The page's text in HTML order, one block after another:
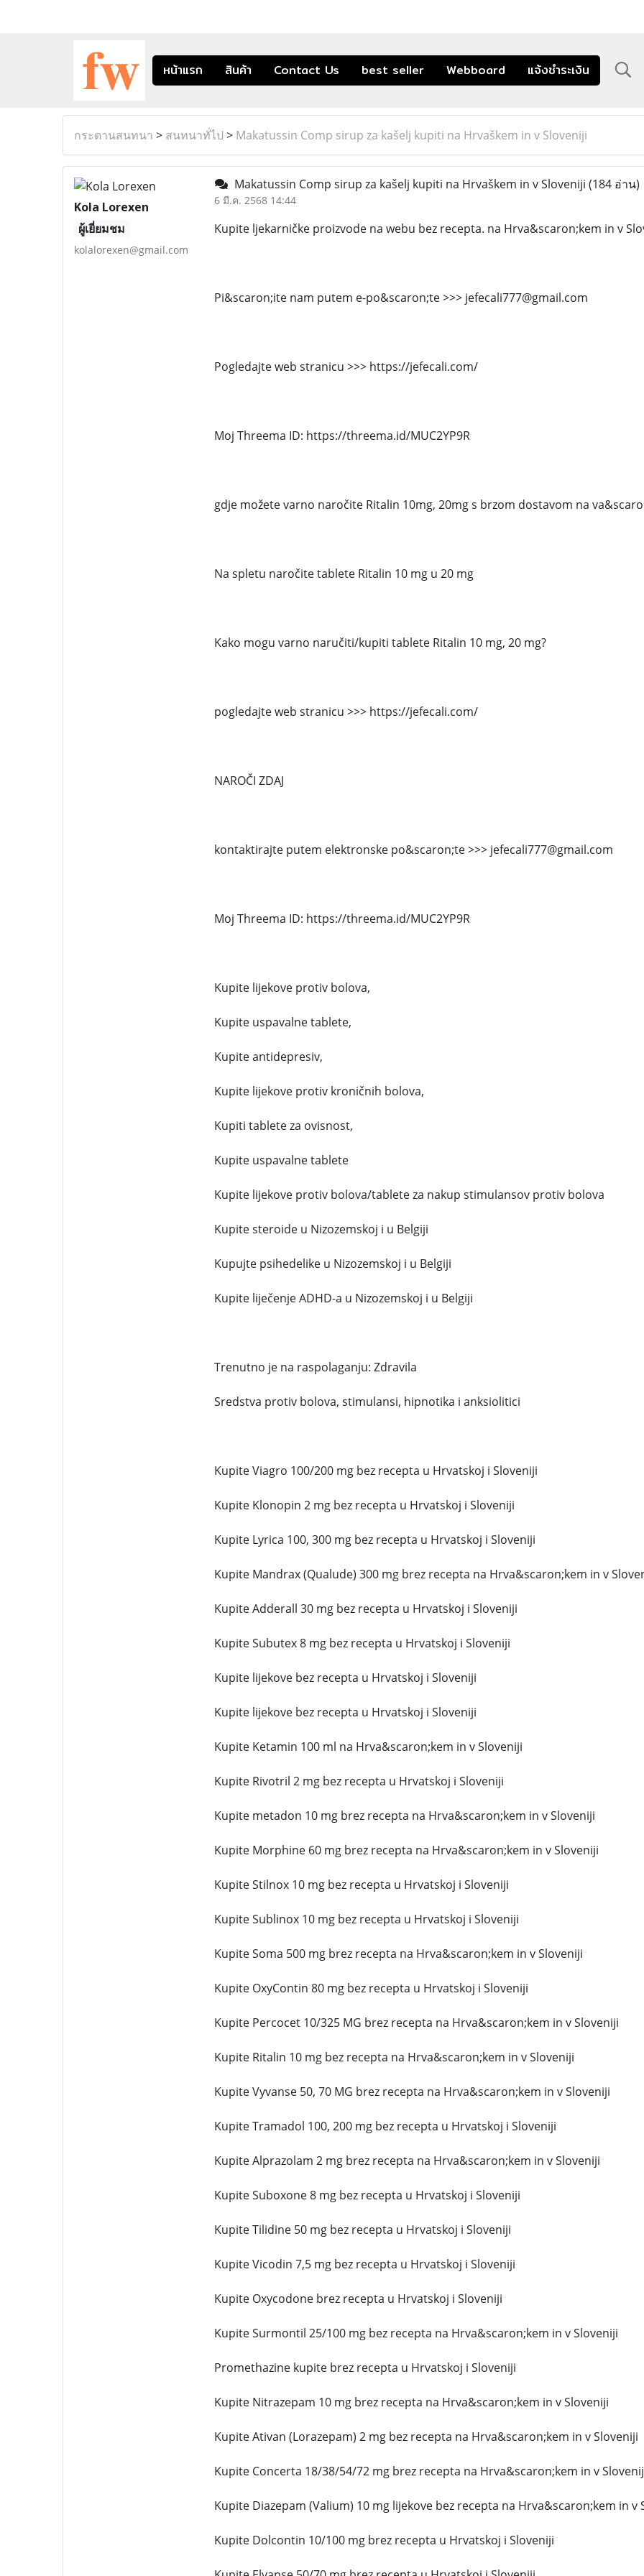
หน้าแรก สินค้า Contact Us best seller Webboard แจ้งชำระเงิน
กระดานสนทนา > สนทนาทั่ไป > Makatussin Comp sirup za kašelj kupiti na Hrvaškem in v Sloveniji
Kola Lorexen
ผู้เยี่ยมชม
kolalorexen@gmail.com
Makatussin Comp sirup za kašelj kupiti na Hrvaškem in v Sloveniji (184 อ่าน)
6 มี.ค. 2568 14:44
Kupite ljekarničke proizvode na webu bez recepta. na Hrva&scaron;kem in v
Pi&scaron;ite nam putem e-po&scaron;te >>> jefecali777@gmail.com
Pogledajte web stranicu >>> https://jefecali.com/
Moj Threema ID: https://threema.id/MUC2YP9R
gdje možete varno naročite Ritalin 10mg, 20mg s brzom dostavom na
Na spletu naročite tablete Ritalin 10 mg u 20 mg
Kako mogu varno naručiti/kupiti tablete Ritalin 10 mg, 20 mg?
pogledajte web stranicu >>> https://jefecali.com/
NAROČI ZDAJ
kontaktirajte putem elektronske po&scaron;te >>> jefecali777@gmail.com
Moj Threema ID: https://threema.id/MUC2YP9R
Kupite lijekove protiv bolova,
Kupite uspavalne tablete,
Kupite antidepresiv,
Kupite lijekove protiv kroničnih bolova,
Kupiti tablete za ovisnost,
Kupite uspavalne tablete
Kupite lijekove protiv bolova/tablete za nakup stimulansov protiv bolova
Kupite steroide u Nizozemskoj i u Belgiji
Kupujte psihedelike u Nizozemskoj i u Belgiji
Kupite liječenje ADHD-a u Nizozemskoj i u Belgiji
Trenutno je na raspolaganju: Zdravila
Sredstva protiv bolova, stimulansi, hipnotika i anksiolitici
Kupite Viagro 100/200 mg bez recepta u Hrvatskoj i Sloveniji
Kupite Klonopin 2 mg bez recepta u Hrvatskoj i Sloveniji
Kupite Lyrica 100, 300 mg bez recepta u Hrvatskoj i Sloveniji
Kupite Mandrax (Qualude) 300 mg brez recepta na Hrva&scaron;kem in v
Kupite Adderall 30 mg bez recepta u Hrvatskoj i Sloveniji
Kupite Subutex 8 mg bez recepta u Hrvatskoj i Sloveniji
Kupite lijekove bez recepta u Hrvatskoj i Sloveniji
Kupite lijekove bez recepta u Hrvatskoj i Sloveniji
Kupite Ketamin 100 ml na Hrva&scaron;kem in v Sloveniji
Kupite Rivotril 2 mg bez recepta u Hrvatskoj i Sloveniji
Kupite metadon 10 mg brez recepta na Hrva&scaron;kem in v Sloveniji
Kupite Morphine 60 mg brez recepta na Hrva&scaron;kem in v Sloveniji
Kupite Stilnox 10 mg bez recepta u Hrvatskoj i Sloveniji
Kupite Sublinox 10 mg bez recepta u Hrvatskoj i Sloveniji
Kupite Soma 500 mg brez recepta na Hrva&scaron;kem in v Sloveniji
Kupite OxyContin 80 mg bez recepta u Hrvatskoj i Sloveniji
Kupite Percocet 10/325 MG brez recepta na Hrva&scaron;kem in v Sloveniji
Kupite Ritalin 10 mg bez recepta na Hrva&scaron;kem in v Sloveniji
Kupite Vyvanse 50, 70 MG brez recepta na Hrva&scaron;kem in v Sloveniji
Kupite Tramadol 100, 200 mg bez recepta u Hrvatskoj i Sloveniji
Kupite Alprazolam 2 mg brez recepta na Hrva&scaron;kem in v Sloveniji
Kupite Suboxone 8 mg bez recepta u Hrvatskoj i Sloveniji
Kupite Tilidine 50 mg bez recepta u Hrvatskoj i Sloveniji
Kupite Vicodin 7,5 mg bez recepta u Hrvatskoj i Sloveniji
Kupite Oxycodone brez recepta u Hrvatskoj i Sloveniji
Kupite Surmontil 25/100 mg bez recepta na Hrva&scaron;kem in v Sloveniji
Promethazine kupite brez recepta u Hrvatskoj i Sloveniji
Kupite Nitrazepam 10 mg brez recepta na Hrva&scaron;kem in v Sloveniji
Kupite Ativan (Lorazepam) 2 mg bez recepta na Hrva&scaron;kem in v Sloveniji
Kupite Concerta 18/38/54/72 mg brez recepta na Hrva&scaron;kem in v
Kupite Diazepam (Valium) 10 mg lijekove bez recepta na Hrva&scaron;kem in v
Kupite Dolcontin 10/100 mg brez recepta u Hrvatskoj i Sloveniji